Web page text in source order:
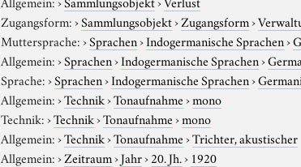
Zugangsform:›Sammlungsobjekt›Zugangsform›
Muttersprache:›Sprachen›Indogermanische Sprachen›
Allgemein:›Sprachen›Indogermanische Sprachen›
Sprache:›Sprachen›Indogermanische Sprachen›
Allgemein:›Technik›Tonaufnahme›mono
Technik:›Technik›Tonaufnahme›mono
Allgemein:›Technik›Tonaufnahme›Trichter, akustischer
Allgemein:›Zeitraum›Jahr›20. Jh.› 1920